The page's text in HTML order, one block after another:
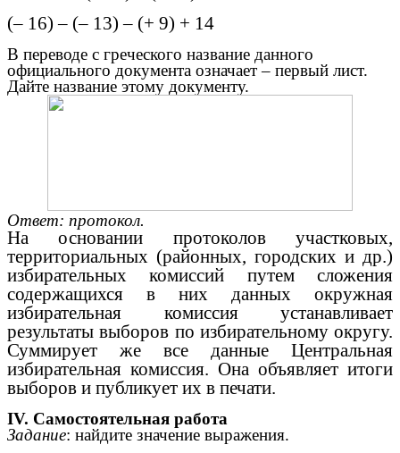
(– 16) – (– 13) – (+ 9) + 14
В переводе с греческого название данного
официального документа означает – первый лист.
Дайте название этому документу.
Ответ: протокол.
На основании протоколов участковых,
территориальных (районных, городских и др.)
избирательных комиссий путем сложения
содержащихся в них данных окружная
избирательная комиссия устанавливает
результаты выборов по избирательному округу.
Суммирует же все данные Центральная
избирательная комиссия. Она объявляет итоги
выборов и публикует их в печати.
IV. Самостоятельная работа
Задание: найдите значение выражения.